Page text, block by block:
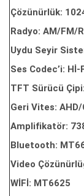
Çözünürlük:
Radyo: AM/FM/
Uydu Seyir
Ses Codec’i:
TFT Sürücü
Geri Vites: AHD/
Amplifikatör:
Bluetooth:
Video
WİFİ: MT6625